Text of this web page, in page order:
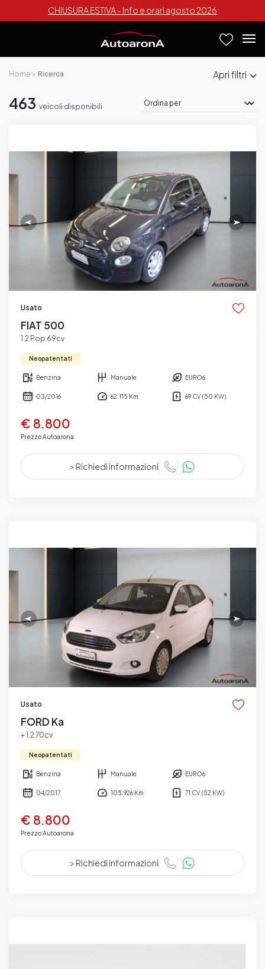
CHIUSURA ESTIVA - Info e orari agosto 2026
Home Ricerca filtri
463 veicoli disponibili
Usato
FIAT 500
1.2 Pop 69cv
Neopatentati
Benzina Manuale EURO6
03/2016 62.115 Km 69 CV (50 KW)
€ 8.800
Prezzo Autoarona
> Richiedi informazioni
Usato
FORD Ka
+ 1.2 70cv
Neopatentati
Benzina Manuale EURO6
04/2017 105.926 Km 71 CV (52 KW)
€ 8.800
Prezzo Autoarona
> Richiedi informazioni